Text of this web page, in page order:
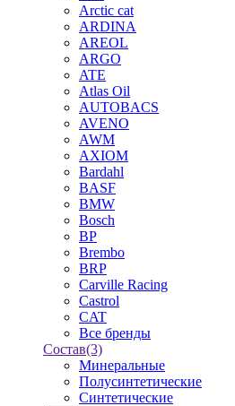
Arctic cat
ARDINA
AREOL
ARGO
ATE
Atlas Oil
AUTOBACS
AVENO
AWM
AXIOM
Bardahl
BASF
BMW
Bosch
BP
Brembo
BRP
Carville Racing
Castrol
CAT
Все бренды
Состав(3)
Минеральные
Полусинтетические
Синтетические